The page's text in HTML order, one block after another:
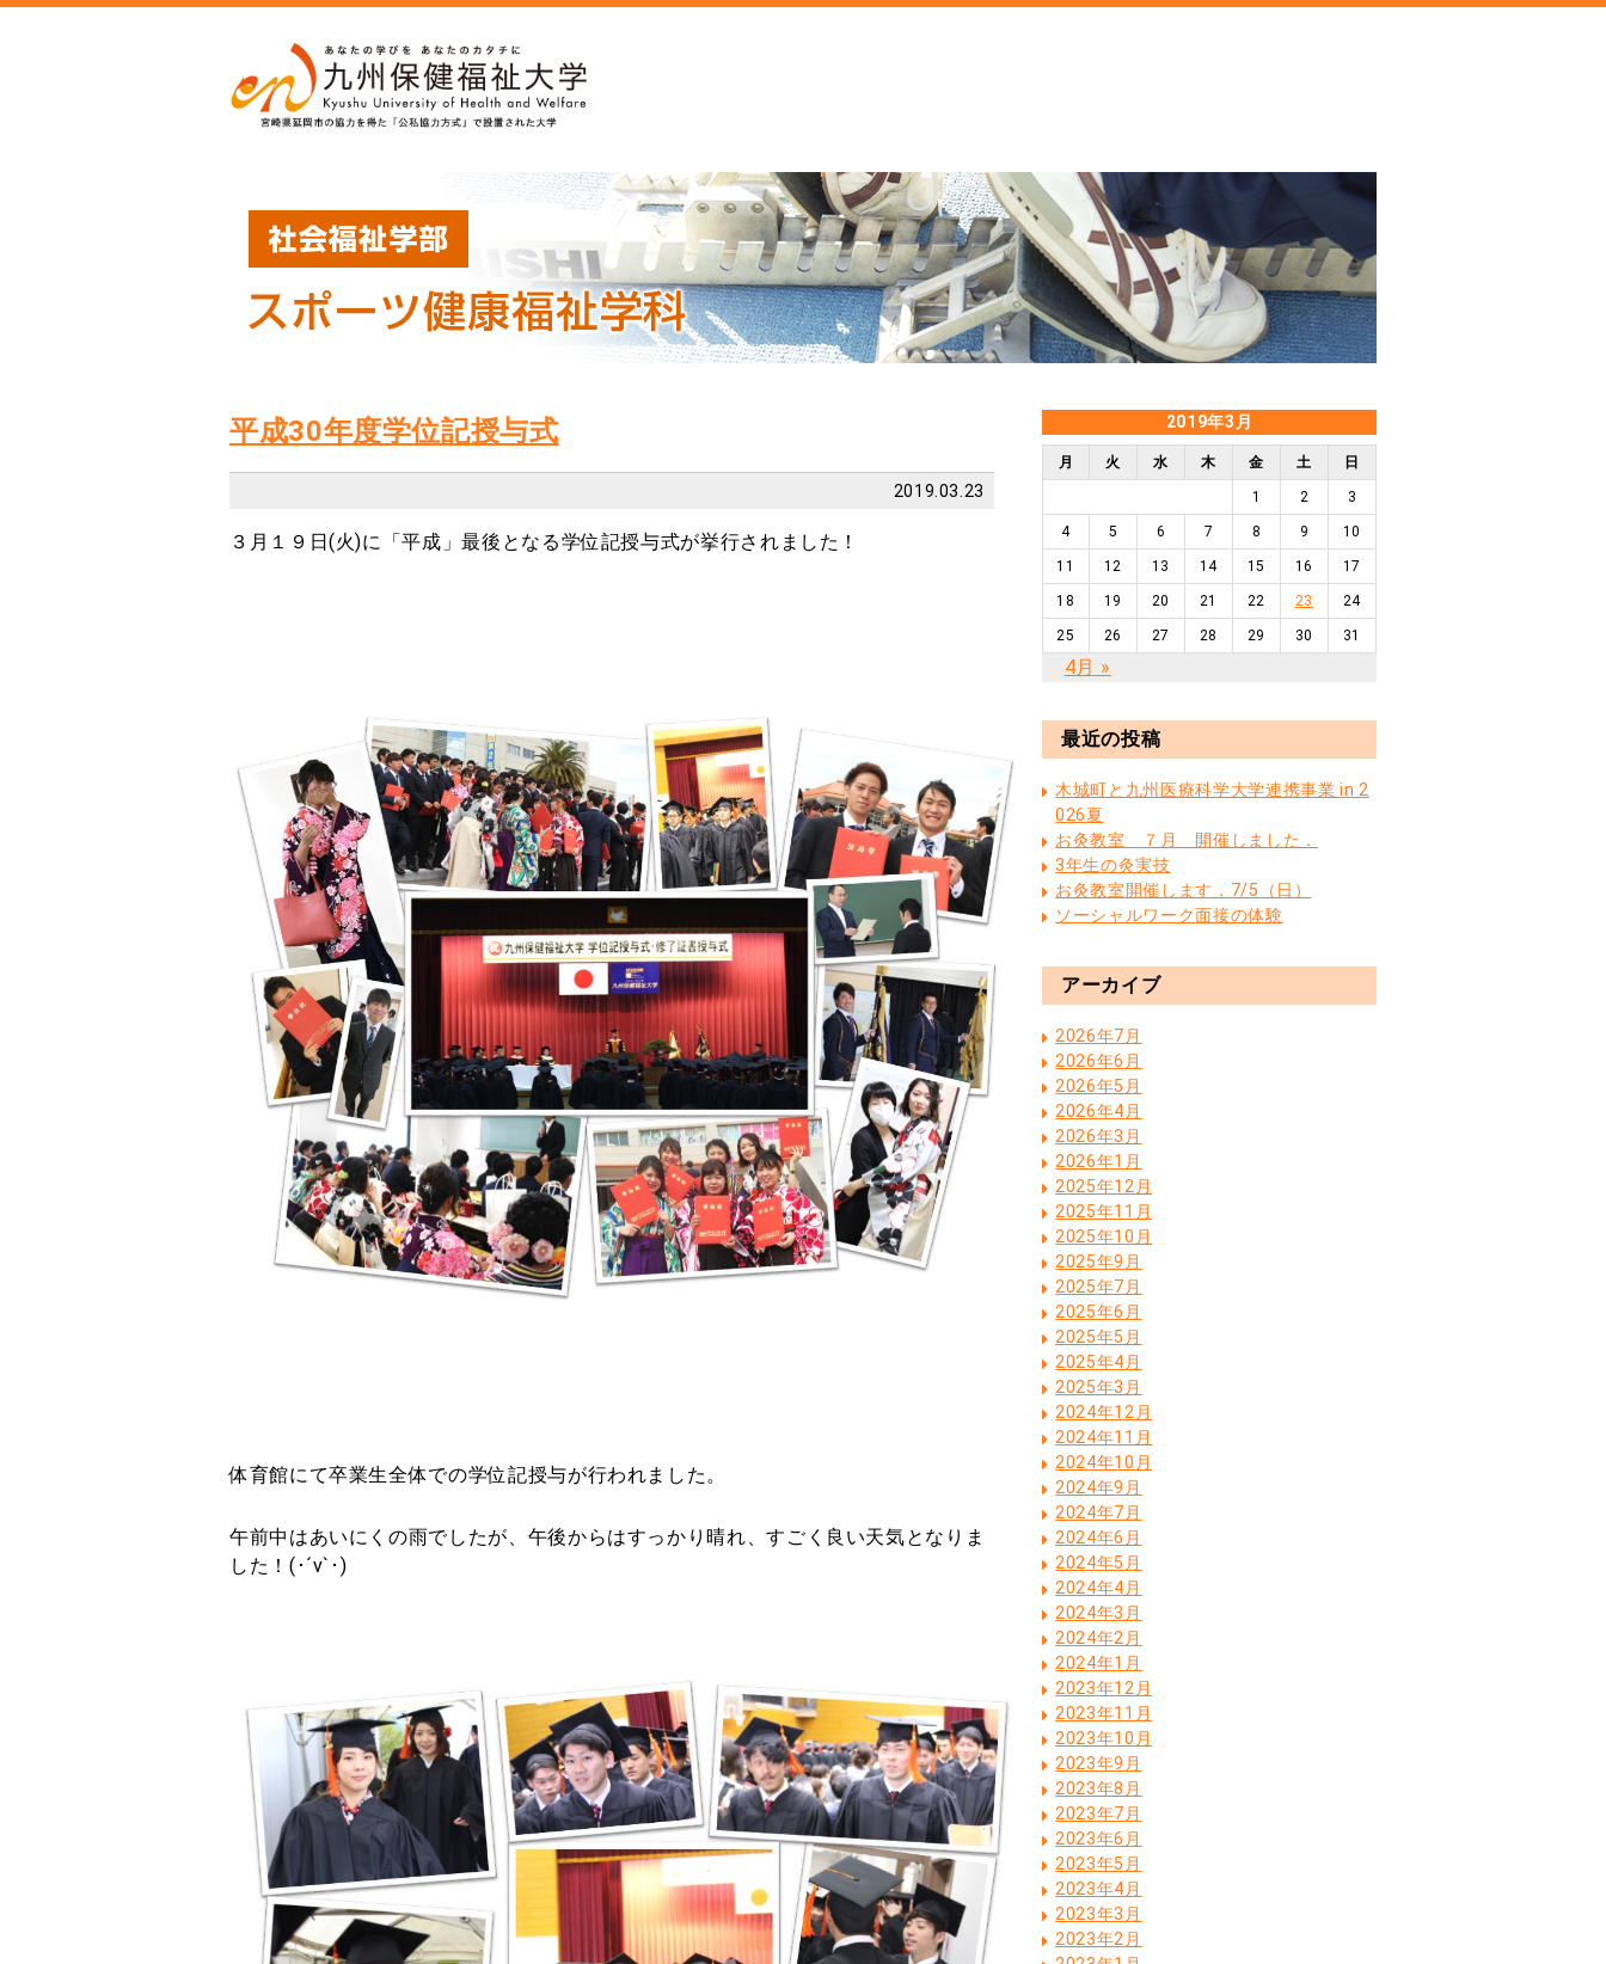
平成30年度学位記授与式
2019.03.23
３月１９日(火)に「平成」最後となる学位記授与式が挙行されました！
体育館にて卒業生全体での学位記授与が行われました。
午前中はあいにくの雨でしたが、午後からはすっかり晴れ、すごく良い天気となりま
した！(･´v`･)
2019年3月
月 火 水 木 金 土 日
1 2 3
4 5 6 7 8 9 10
11 12 13 14 15 16 17
18 19 20 21 22 23 24
25 26 27 28 29 30 31
4月 »
最近の投稿
木城町と九州医療科学大学連携事業 in 2
026夏
お灸教室 ７月 開催しました．
3年生の灸実技
お灸教室開催します．7/5（日）
ソーシャルワーク面接の体験
アーカイブ
2026年7月
2026年6月
2026年5月
2026年4月
2026年3月
2026年1月
2025年12月
2025年11月
2025年10月
2025年9月
2025年7月
2025年6月
2025年5月
2025年4月
2025年3月
2024年12月
2024年11月
2024年10月
2024年9月
2024年7月
2024年6月
2024年5月
2024年4月
2024年3月
2024年2月
2024年1月
2023年12月
2023年11月
2023年10月
2023年9月
2023年8月
2023年7月
2023年6月
2023年5月
2023年4月
2023年3月
2023年2月